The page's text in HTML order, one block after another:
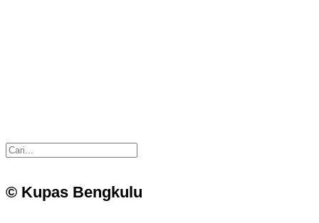
© Kupas Bengkulu